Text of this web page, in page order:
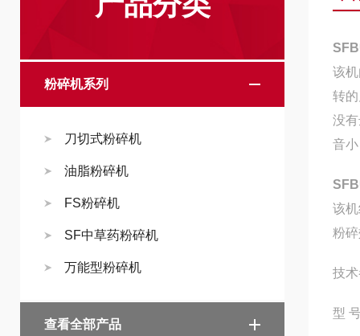
粉碎机系列
刀切式粉碎机
油脂粉碎机
FS粉碎机
SF中草药粉碎机
万能型粉碎机
查看全部产品
该
转
没
音
该
粉
技
型